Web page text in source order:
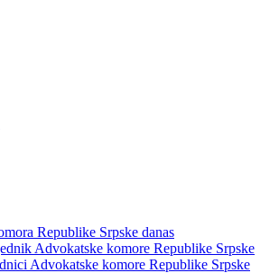
Republike Srpske danas
Advokatske komore Republike Srpske
Advokatske komore Republike Srpske